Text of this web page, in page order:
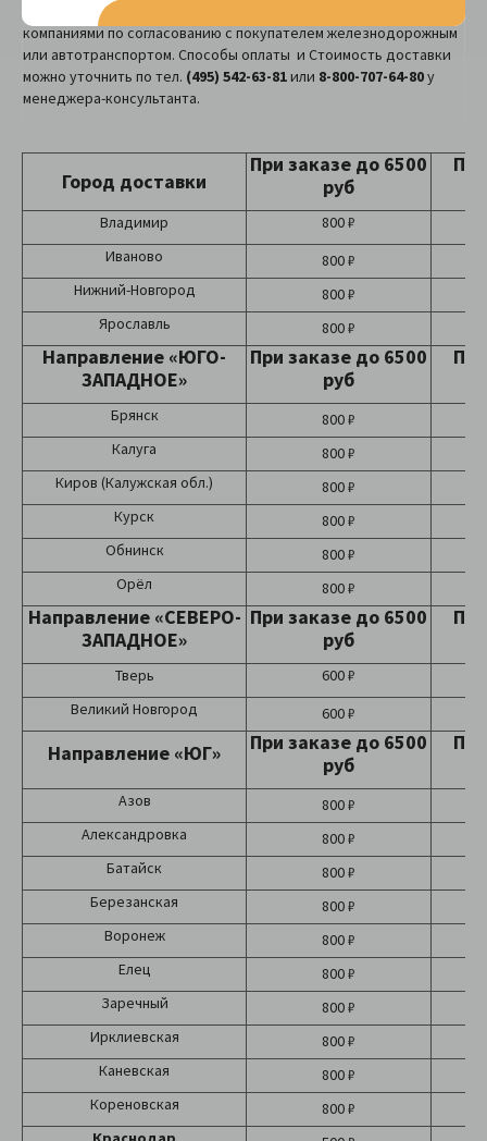
свой город, то мы осуществим доставку транспортными
компаниями по согласованию с покупателем железнодорожным
или автотранспортом. Способы оплаты и Стоимость доставки
можно уточнить по тел. (495) 542-63-81или 8-800-707-64-80у
менеджера-консультанта.
Город доставки
При заказе до 6500
руб
Владимир
800 ₽
Иваново
800 ₽
Нижний-Новгород
800 ₽
Ярославль
800 ₽
Направление «ЮГО-
ЗАПАДНОЕ»
При заказе до 6500
руб
Брянск
800 ₽
Калуга
800 ₽
Киров (Калужская обл.)
800 ₽
Курск
800 ₽
Обнинск
800 ₽
Орёл
800 ₽
Направление «СЕВЕРО-
ЗАПАДНОЕ»
При заказе до 6500
руб
Тверь
600 ₽
Великий Новгород
600 ₽
Направление «ЮГ»
При заказе до 6500
руб
Азов
800 ₽
Александровка
800 ₽
Батайск
800 ₽
Березанская
800 ₽
Воронеж
800 ₽
Елец
800 ₽
Заречный
800 ₽
Ирклиевская
800 ₽
Каневская
800 ₽
Кореновская
800 ₽